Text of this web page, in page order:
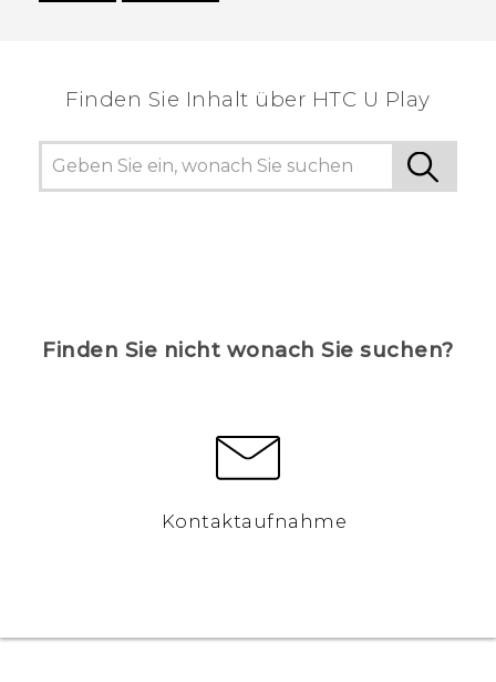
Finden Sie Inhalt über‎ HTC U Play
Finden Sie nicht wonach Sie suchen?
Kontaktaufnahme